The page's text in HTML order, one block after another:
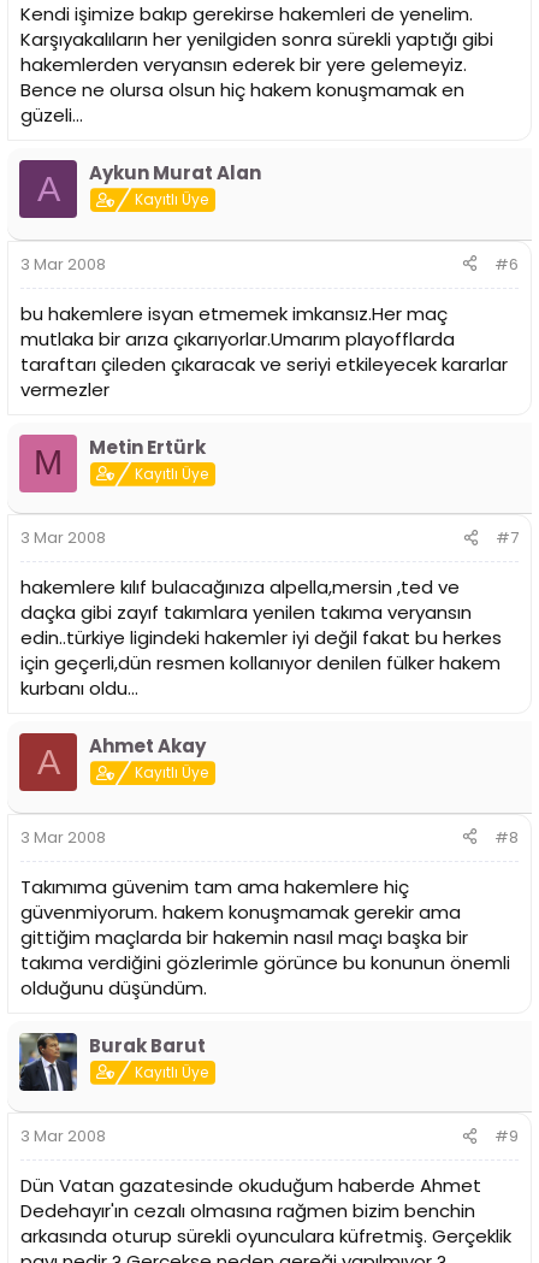
Kendi işimize bakıp gerekirse hakemleri de yenelim.
Karşıyakalıların her yenilgiden sonra sürekli yaptığı gibi
hakemlerden veryansın ederek bir yere gelemeyiz.
Bence ne olursa olsun hiç hakem konuşmamak en
güzeli...
A Aykun Murat Alan
Kayıtlı Üye
3 Mar 2008 #6
bu hakemlere isyan etmemek imkansız.Her maç
mutlaka bir arıza çıkarıyorlar.Umarım playofflarda
taraftarı çileden çıkaracak ve seriyi etkileyecek kararlar
vermezler
M Metin Ertürk
Kayıtlı Üye
3 Mar 2008 #7
hakemlere kılıf bulacağınıza alpella,mersin ,ted ve
daçka gibi zayıf takımlara yenilen takıma veryansın
edin..türkiye ligindeki hakemler iyi değil fakat bu herkes
için geçerli,dün resmen kollanıyor denilen fülker hakem
kurbanı oldu...
A Ahmet Akay
Kayıtlı Üye
3 Mar 2008 #8
Takımıma güvenim tam ama hakemlere hiç
güvenmiyorum. hakem konuşmamak gerekir ama
gittiğim maçlarda bir hakemin nasıl maçı başka bir
takıma verdiğini gözlerimle görünce bu konunun önemli
olduğunu düşündüm.
Burak Barut
Kayıtlı Üye
3 Mar 2008 #9
Dün Vatan gazatesinde okuduğum haberde Ahmet
Dedehayır'ın cezalı olmasına rağmen bizim benchin
arkasında oturup sürekli oyunculara küfretmiş. Gerçeklik